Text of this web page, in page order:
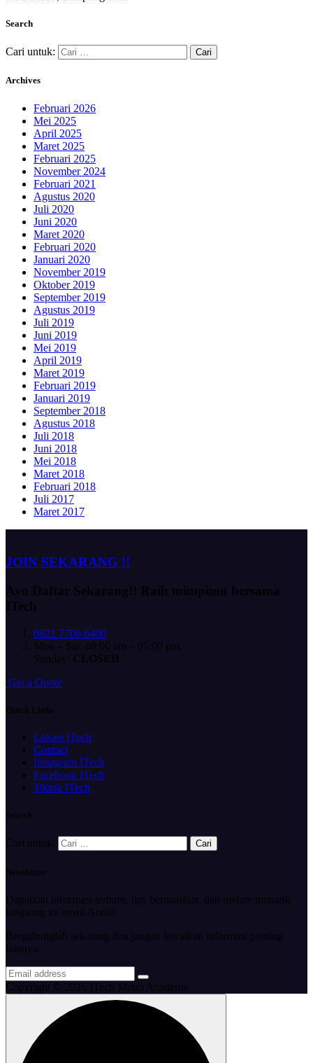
Search
Cari untuk:
Archives
Februari 2026
Mei 2025
April 2025
Maret 2025
Februari 2025
November 2024
Februari 2021
Agustus 2020
Juli 2020
Juni 2020
Maret 2020
Februari 2020
Januari 2020
November 2019
Oktober 2019
September 2019
Agustus 2019
Juli 2019
Juni 2019
Mei 2019
April 2019
Maret 2019
Februari 2019
Januari 2019
September 2018
Agustus 2018
Juli 2018
Juni 2018
Mei 2018
Maret 2018
Februari 2018
Juli 2017
Maret 2017
JOIN SEKARANG !!
Ayo Daftar Sekarang!! Raih mimpimu bersama
ITech
0821 7706 6400
Mon – Sat: 08:00 am – 05:00 pm,
Sunday: CLOSED
Get a Quote
Quick Links
Lokasi ITech
Contact
Instagram ITech
Facebook ITech
Tiktok ITech
Search
Cari untuk:
Newsletter
Dapatkan informasi terbaru, tips bermanfaat, dan update menarik
langsung ke email Anda!
Bergabunglah sekarang dan jangan lewatkan informasi penting
lainnya.
Copyright © 2026 ITech Metro Academy